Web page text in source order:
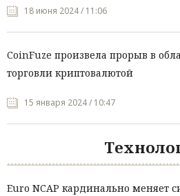
18 июня 2024 / 11:06
CoinFuze произвела прорыв в
торговли криптовалютой
15 января 2024 / 10:47
Euro NCAP кардинально меняет